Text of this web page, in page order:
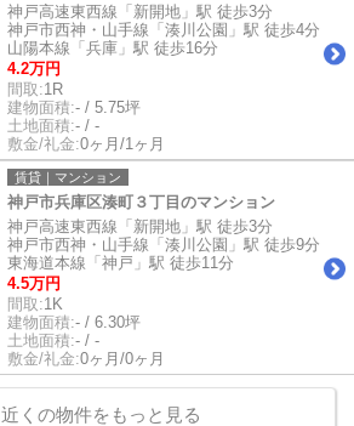
神戸高速東西線「新開地」駅 徒歩3分
神戸市西神・山手線「湊川公園」駅 徒歩4分
山陽本線「兵庫」駅 徒歩16分
4.2万円
間取:1R
建物面積:- / 5.75坪
土地面積:- / -
敷金/礼金:0ヶ月/1ヶ月
賃貸｜マンション
神戸市兵庫区湊町３丁目のマンション
神戸高速東西線「新開地」駅 徒歩3分
神戸市西神・山手線「湊川公園」駅 徒歩9分
東海道本線「神戸」駅 徒歩11分
4.5万円
間取:1K
建物面積:- / 6.30坪
土地面積:- / -
敷金/礼金:0ヶ月/0ヶ月
近くの物件をもっと見る